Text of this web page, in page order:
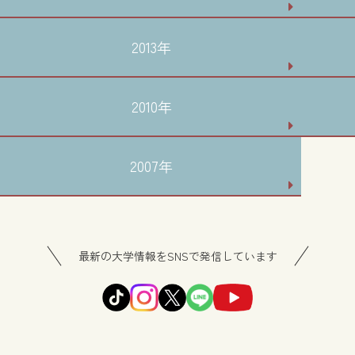
2013年
2010年
2007年
最新の大学情報をSNSで発信しています